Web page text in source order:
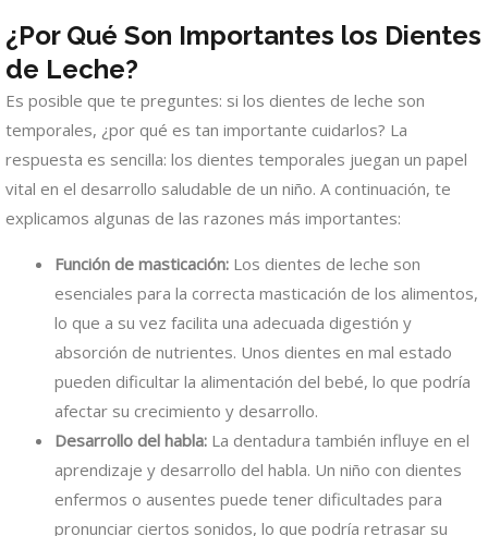
¿Por Qué Son Importantes los Dientes
de Leche?
Es posible que te preguntes: si los dientes de leche son
temporales, ¿por qué es tan importante cuidarlos? La
respuesta es sencilla: los dientes temporales juegan un papel
vital en el desarrollo saludable de un niño. A continuación, te
explicamos algunas de las razones más importantes:
Función de masticación: Los dientes de leche son
esenciales para la correcta masticación de los alimentos,
lo que a su vez facilita una adecuada digestión y
absorción de nutrientes. Unos dientes en mal estado
pueden dificultar la alimentación del bebé, lo que podría
afectar su crecimiento y desarrollo.
Desarrollo del habla: La dentadura también influye en el
aprendizaje y desarrollo del habla. Un niño con dientes
enfermos o ausentes puede tener dificultades para
pronunciar ciertos sonidos, lo que podría retrasar su